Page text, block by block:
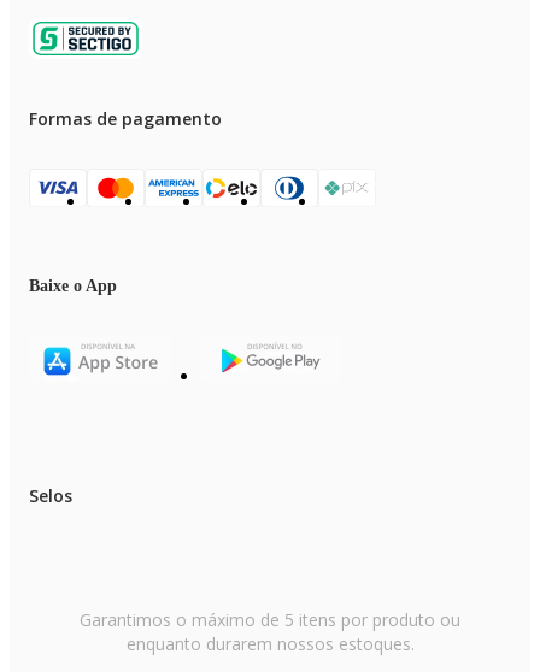
Formas de pagamento
Baixe o App
Selos
Garantimos o máximo de 5 itens por produto ou
enquanto durarem nossos estoques.